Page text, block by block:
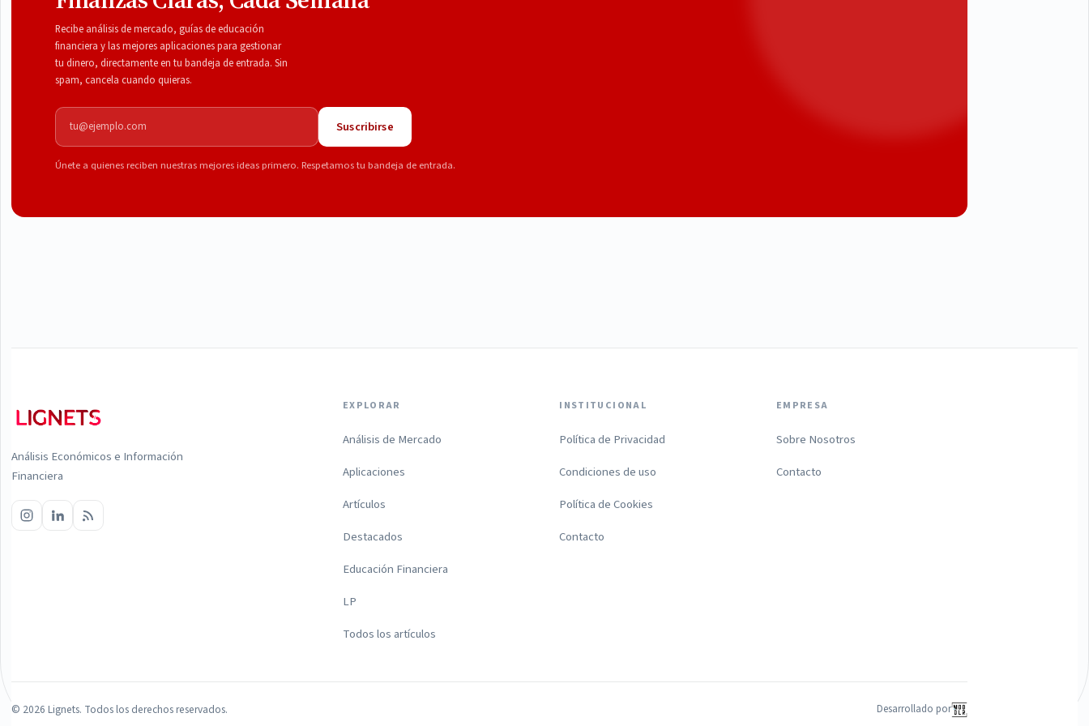
Recibe análisis de mercado, guías de educación
financiera y las mejores aplicaciones para gestionar
tu dinero, directamente en tu bandeja de entrada. Sin
spam, cancela cuando quieras.
Correo electrónico
Suscribirse
Únete a quienes reciben nuestras mejores ideas primero. Respetamos tu bandeja de entrada.
Análisis Económicos e Información
Financiera
EXPLORAR
Análisis de Mercado
Aplicaciones
Artículos
Destacados
Educación Financiera
LP
Todos los artículos
INSTITUCIONAL
Política de Privacidad
Condiciones de uso
Política de Cookies
Contacto
EMPRESA
Sobre Nosotros
Contacto
© 2026 Lignets. Todos los derechos reservados. Desarrollado por